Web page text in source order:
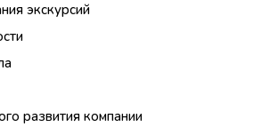
экскурсий
развития компании